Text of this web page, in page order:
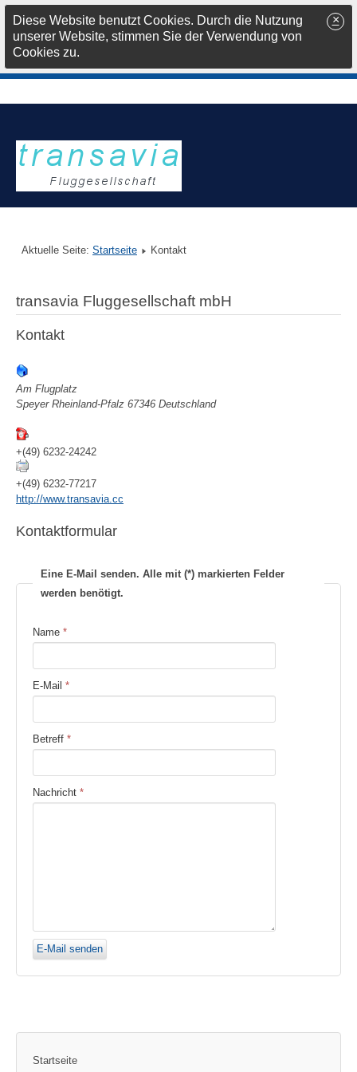
Aktuelle Seite: Startseite Kontakt
transavia Fluggesellschaft mbH
Kontakt
Am Flugplatz
Speyer Rheinland-Pfalz 67346 Deutschland
+(49) 6232-24242
+(49) 6232-77217
http://www.transavia.cc
Kontaktformular
Eine E-Mail senden. Alle mit (*) markierten Felder
werden benötigt.
Name *
E-Mail *
Betreff *
Nachricht *
E-Mail senden
Startseite
×
Diese Website benutzt Cookies. Durch die Nutzung
unserer Website, stimmen Sie der Verwendung von
Cookies zu.